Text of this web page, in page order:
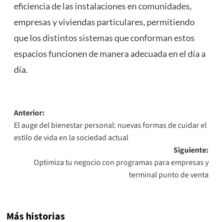
eficiencia de las instalaciones en comunidades,
empresas y viviendas particulares, permitiendo
que los distintos sistemas que conforman estos
espacios funcionen de manera adecuada en el día a
día.
Navegación
de
entradas
Anterior:
El auge del bienestar personal: nuevas formas de cuidar el
estilo de vida en la sociedad actual
Siguiente:
Optimiza tu negocio con programas para empresas y
terminal punto de venta
Más historias